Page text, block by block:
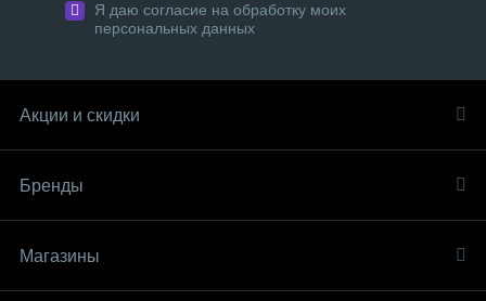
Я даю согласие на обработку моих
персональных данных
Акции и скидки
Бренды
Магазины